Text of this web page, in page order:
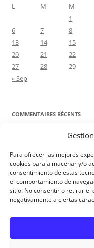
Para ofrecer las mejores
cookies para almacenar y/o
consentimiento de estas
el comportamiento de
sitio. No consentir o retirar el
negativamente a ciertas
L
M M
1
6
7 8
13
14 15
20
21 22
27
28 29
« Sep
COMMENTAIRES RÉCENTS
Proyecto Amor Conyugal
pour les époux : Luc 12, 8-12
Manuel Mirallesdans
époux : Luc 12, 8-12